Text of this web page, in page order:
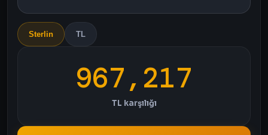
Sterlin TL
967,217
TL karşılığı